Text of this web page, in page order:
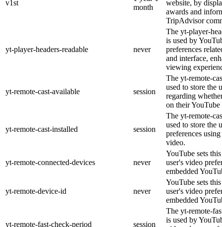
v1st
month
website, by
awards and
TripAdvisor
yt-player-headers-readable never
The yt-player-
is used by
preferences
and interface,
viewing
yt-remote-cast-available session
The yt-remote-
used to store the
regarding
on their
yt-remote-cast-installed session
The yt-remote-
used to store the
preferences
video.
yt-remote-connected-devices never
YouTube sets
user's video
embedded
yt-remote-device-id never
YouTube sets
user's video
embedded
yt-remote-fast-check-period session
The yt-remote-
is used by